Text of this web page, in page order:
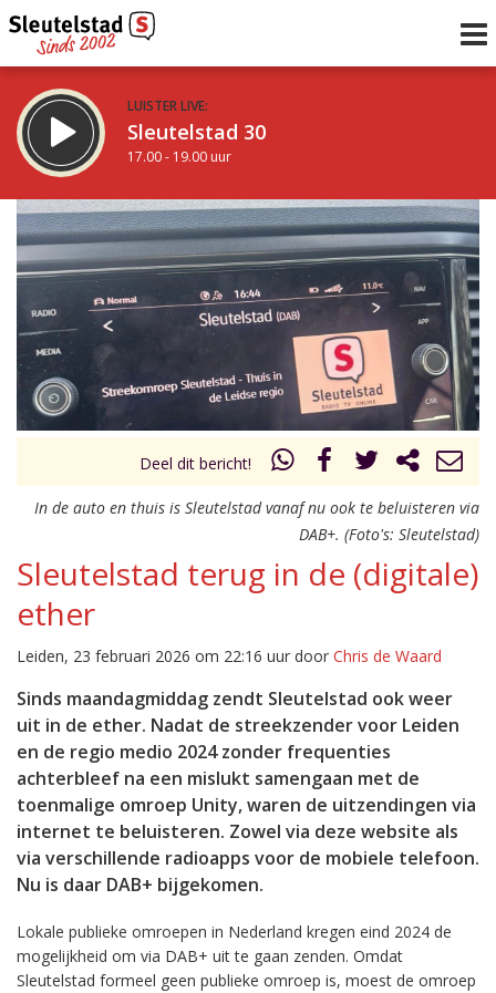
LUISTER LIVE:
Sleutelstad 30
17.00 - 19.00 uur
STRAKS:
De avond van Sleutelstad
19.00 - 0.00 uur
Vorig uur
uur 1 van 0 Volgend uur
Deel dit bericht!
In de auto en thuis is Sleutelstad vanaf nu ook te beluisteren via
DAB+. (Foto's: Sleutelstad)
Sleutelstad terug in de (digitale)
ether
Leiden, 23 februari 2026 om 22:16 uur door Chris de Waard
Sinds maandagmiddag zendt Sleutelstad ook weer
uit in de ether. Nadat de streekzender voor Leiden
en de regio medio 2024 zonder frequenties
achterbleef na een mislukt samengaan met de
toenmalige omroep Unity, waren de uitzendingen via
internet te beluisteren. Zowel via deze website als
via verschillende radioapps voor de mobiele telefoon.
Nu is daar DAB+ bijgekomen.
Lokale publieke omroepen in Nederland kregen eind 2024 de
mogelijkheid om via DAB+ uit te gaan zenden. Omdat
Sleutelstad formeel geen publieke omroep is, moest de omroep